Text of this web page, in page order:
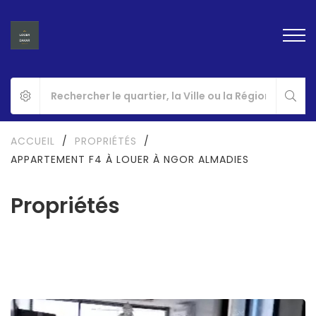
Propriétés
ACCUEIL / PROPRIÉTÉS
/
APPARTEMENT F4 À LOUER À NGOR ALMADIES